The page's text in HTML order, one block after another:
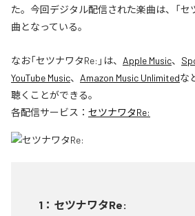
た。今回デジタル配信された楽曲は、「セ
曲となっている。
なお「セツナワタRe: 」は、 Apple Music、
YouTube Music、 Amazon Music Unlimitedな
聴くことができる。
各配信サービス： セツナワタRe:
1 ： セツナワタRe: